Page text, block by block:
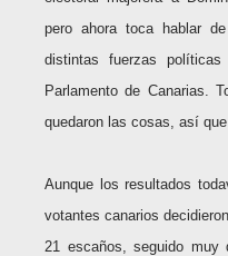
pero ahora toca hablar
distintas fuerzas
Parlamento de Canarias.
quedaron las cosas, así
Aunque los resultados
votantes canarios
21 escaños, seguido muy